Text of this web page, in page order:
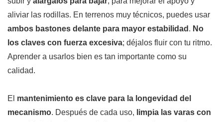
aliviar las rodillas. En terrenos muy técnicos, puedes usar
ambos bastones delante para mayor estabilidad . No
los claves con fuerza excesiva; déjalos fluir con tu ritmo.
Aprender a usarlos bien es tan importante como su
calidad.
El mantenimiento es clave para la longevidad del
mecanismo. Después de cada uso, limpia las varas con